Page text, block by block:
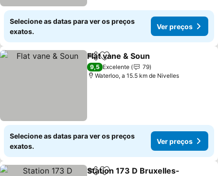
Selecione as datas para ver os preços
exatos.
Ver preços
PartilharAdicionar aos favoritos
Flat vane & Soun
9,5 Excelente
79
Waterloo, a 15.5 km de Nivelles
Selecione as datas para ver os preços
exatos.
Ver preços
Station 173 D Bruxelles-